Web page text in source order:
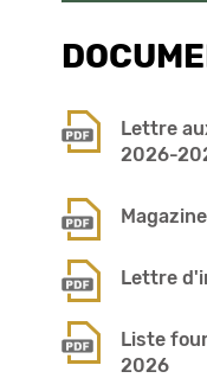
Lettre
2026-
Lettre
Liste
2026